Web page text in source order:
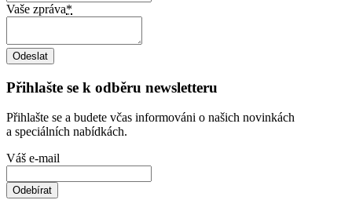
Vaše zpráva*
Přihlašte se k odběru newsletteru
Přihlašte se a budete včas informováni o našich novinkách
a speciálních nabídkách.
Váš e-mail